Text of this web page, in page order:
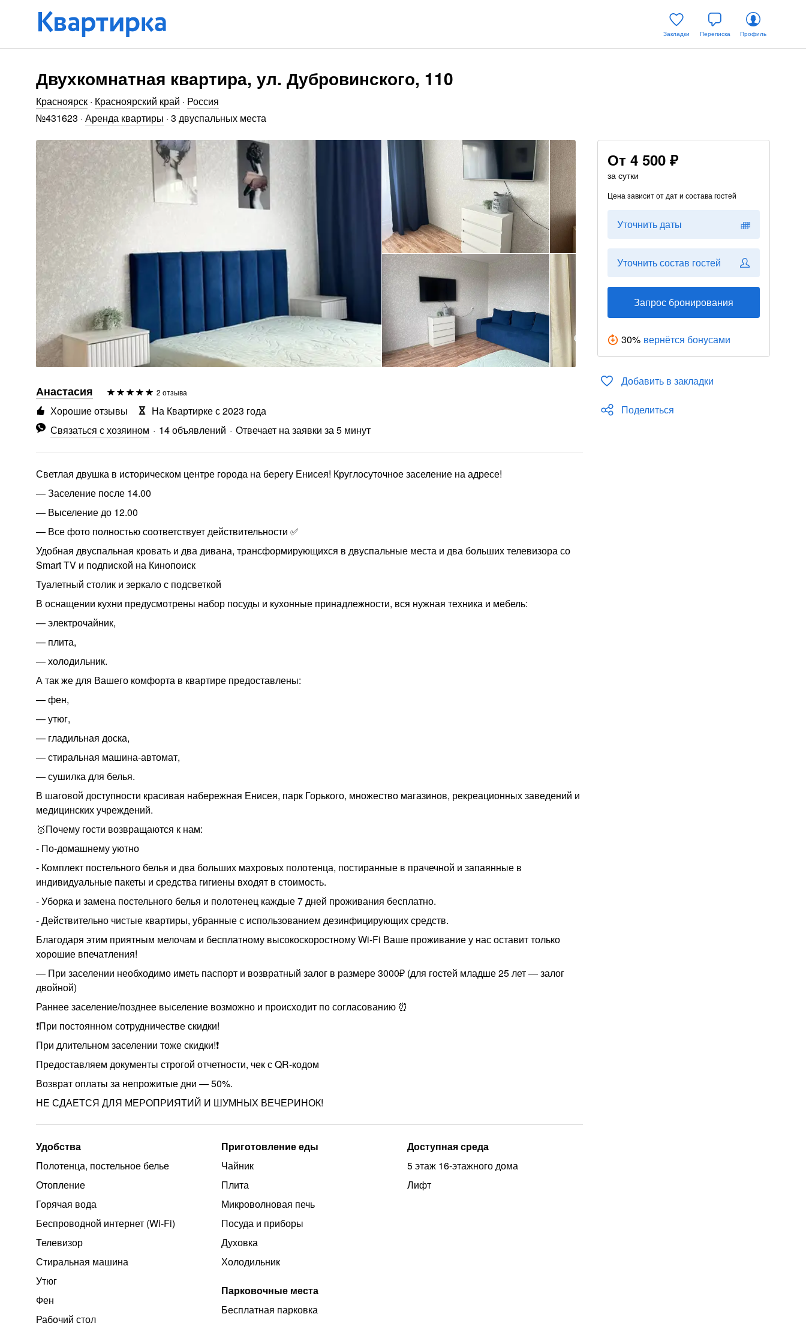
Закладки Переписка Профиль
Двухкомнатная квартира, ул. Дубровинского, 110
Красноярск · Красноярский край · Россия
№431623 · Аренда квартиры · 3 двуспальных места
От 4 500 ₽
за сутки
Цена зависит от дат и состава гостей
Уточнить даты
Уточнить состав гостей
Запрос бронирования
30% вернётся бонусами
Добавить в закладки
Поделиться
Анастасия 2 отзыва
Связаться с хозяином 14 объявлений Отвечает на заявки за 5 минут
Хорошие отзывы На Квартирке с 2023 года
Светлая двушка в историческом центре города на берегу Енисея! Круглосуточное заселение на адресе!
— Заселение после 14.00
— Выселение до 12.00
— Все фото полностью соответствует действительности ✅
️Удобная двуспальная кровать и два дивана, трансформирующихся в двуспальные места и два больших телевизора со
Smart TV и подпиской на Кинопоиск
Туалетный столик и зеркало с подсветкой
️В оснащении кухни предусмотрены набор посуды и кухонные принадлежности, вся нужная техника и мебель:
— электрочайник,
— плита,
— холодильник.
️А так же для Вашего комфорта в квартире предоставлены:
— фен,
— утюг,
— гладильная доска,
— стиральная машина-автомат,
— сушилка для белья.
️В шаговой доступности красивая набережная Енисея, парк Горького, множество магазинов, рекреационных заведений и
медицинских учреждений.
🥇Почему гости возвращаются к нам:
- По-домашнему уютно
- Комплект постельного белья и два больших махровых полотенца, постиранные в прачечной и запаянные в
индивидуальные пакеты и средства гигиены входят в стоимость.
- Уборка и замена постельного белья и полотенец каждые 7 дней проживания бесплатно.
- Действительно чистые квартиры, убранные с использованием дезинфицирующих средств.
Благодаря этим приятным мелочам и бесплатному высокоскоростному Wi-Fi Ваше проживание у нас оставит только
хорошие впечатления!
— При заселении необходимо иметь паспорт и возвратный залог в размере 3000₽ (для гостей младше 25 лет — залог
двойной)
Раннее заселение/позднее выселение возможно и происходит по согласованию ⏰
❗️При постоянном сотрудничестве скидки!
При длительном заселении тоже скидки!❗️
Предоставляем документы строгой отчетности, чек с QR-кодом
Возврат оплаты за непрожитые дни — 50%.
НЕ СДАЕТСЯ ДЛЯ МЕРОПРИЯТИЙ И ШУМНЫХ ВЕЧЕРИНОК!
Удобства
Полотенца, постельное белье
Отопление
Горячая вода
Беспроводной интернет (Wi‑Fi)
Телевизор
Стиральная машина
Утюг
Фен
Рабочий стол
Приготовление еды
Чайник
Плита
Микроволновая печь
Посуда и приборы
Духовка
Холодильник
Парковочные места
Бесплатная парковка
Доступная среда
5 этаж 16-этажного дома
Лифт